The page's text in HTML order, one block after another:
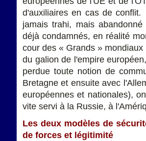
d'auxiliaires en cas de
jamais trahi, mais
déjà condamnés, en réalité
cour des « Grands »
du galion de l'empire
perdue toute notion de
Bretagne et ensuite avec
européennes et nationales),
vite servi à la Russie, à
Les deux modèles de
de forces et légitimité